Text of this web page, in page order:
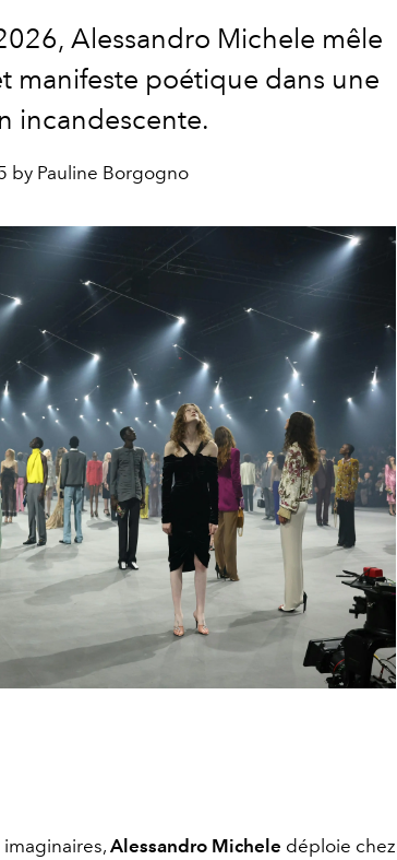
Alessandro Michele mêle
manifeste poétique dans une
incandescente.
by Pauline Borgogno
Alessandro Michele déploie chez